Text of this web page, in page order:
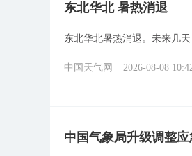
​东北华北 暑热消退
东北华北暑热消退。未来几
中国天气网 2026-08-08
中国气象局升级调整